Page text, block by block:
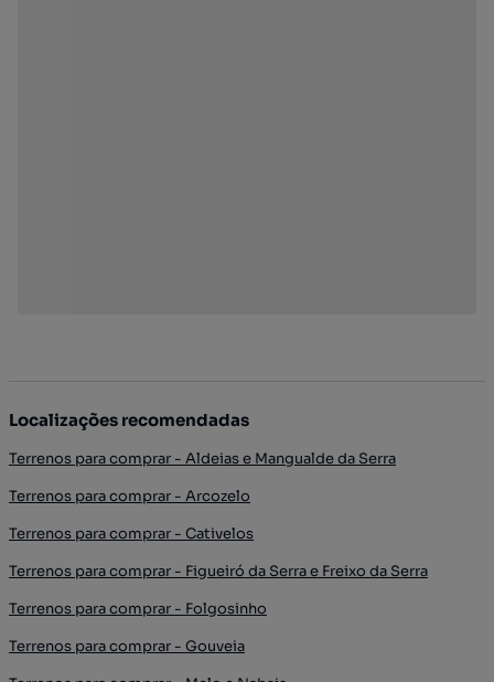
Localizações recomendadas
Terrenos para comprar - Aldeias e Mangualde da Serra
Terrenos para comprar - Arcozelo
Terrenos para comprar - Cativelos
Terrenos para comprar - Figueiró da Serra e Freixo da Serra
Terrenos para comprar - Folgosinho
Terrenos para comprar - Gouveia